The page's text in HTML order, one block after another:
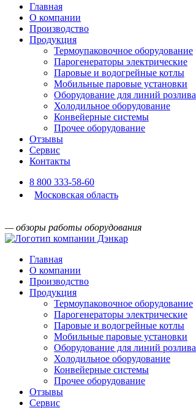
Главная
О компании
Производство
Продукция
Термоупаковочное оборудование
Парогенераторы электрические
Паровые и водогрейные котлы
Мобильные паровые установки
Оборудование для линий розлива
Холодильное оборудование
Конвейерные системы
Прочее оборудование
Отзывы
Сервис
Контакты
8 800 333-58-60
Московская область
— обзоры работы оборудования
Главная
О компании
Производство
Продукция
Термоупаковочное оборудование
Парогенераторы электрические
Паровые и водогрейные котлы
Мобильные паровые установки
Оборудование для линий розлива
Холодильное оборудование
Конвейерные системы
Прочее оборудование
Отзывы
Сервис